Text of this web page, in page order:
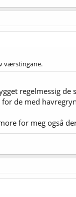
værstingane.
regelmessig
de med
for meg også